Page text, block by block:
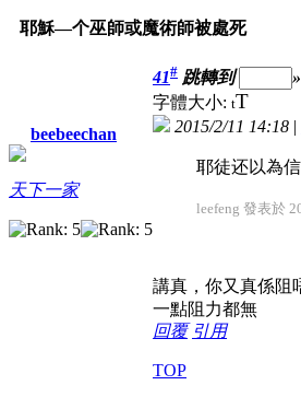
耶穌—个巫師或魔術師被處死
beebeechan
天下一家
41# 跳轉到
»
字體大小: tT
2015/2/11 14:18 |
耶徒还以為
leefeng 發表於
講真，你又真係阻
一點阻力都無
回覆 引用
TOP